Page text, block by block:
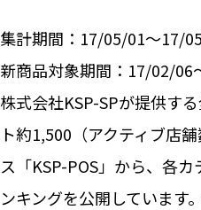
集計期間：17/05/01～17/
新商品対象期間：17/02/06
株式会社KSP-SPが提供す
ト約1,500（アクティブ店
ス「KSP-POS」から、各
ンキングを公開しています